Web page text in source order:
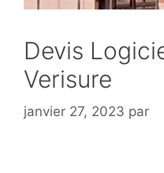
Devis
Verisure
janvier 27, 2023 par